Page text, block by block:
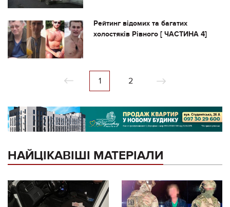
Рейтинг відомих та багатих
холостяків Рівного [ ЧАСТИНА 4]
1 2
НАЙЦІКАВІШІ МАТЕРІАЛИ